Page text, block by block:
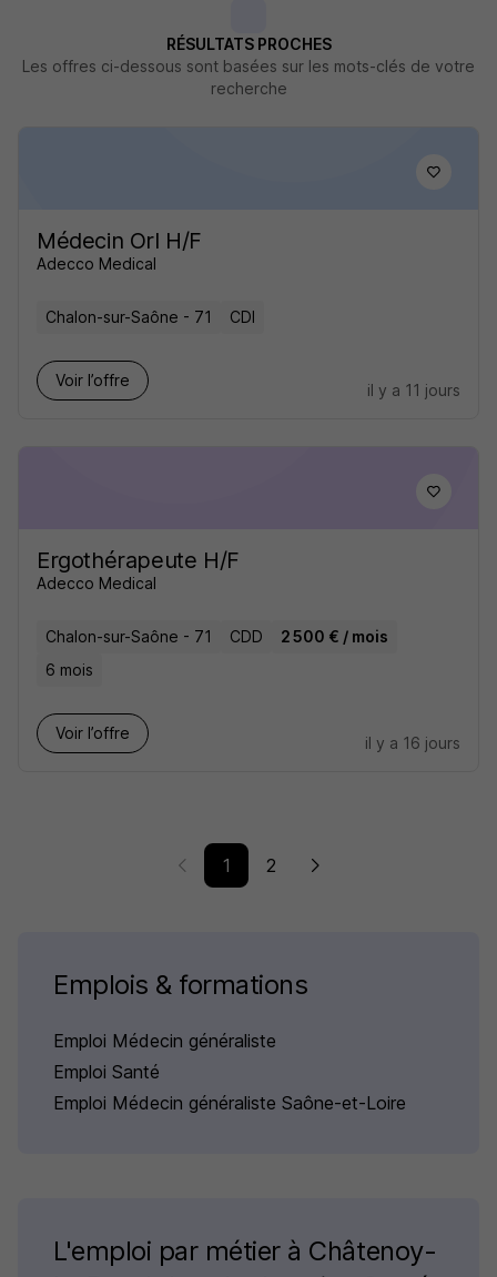
RÉSULTATS PROCHES
Les offres ci-dessous sont basées sur les mots-clés de votre
recherche
Médecin Orl H/F
Adecco Medical
Chalon-sur-Saône - 71 CDI
Voir l’offre
il y a 11 jours
Ergothérapeute H/F
Adecco Medical
Chalon-sur-Saône - 71 CDD
2 500 € / mois
6 mois
Voir l’offre
il y a 16 jours
1 2
Emplois & formations
Emploi Médecin généraliste
Emploi Santé
Emploi Médecin généraliste Saône-et-Loire
L'emploi par métier à Châtenoy-